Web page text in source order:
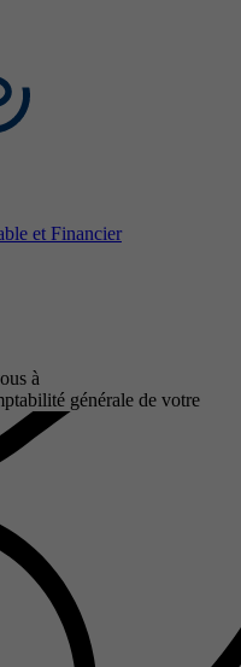
et Financier
à
générale de votre